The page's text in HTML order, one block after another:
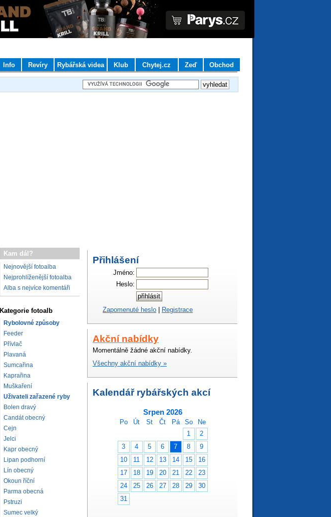
Info Revíry Rybářská videa Klub Chytej.cz Zeď Obchod
Kam dál?
Nejnovější fotoalba
Nejprohlíženější fotoalba
Alba s nejvíce komentáři
Kategorie fotoalb
Rybolovné způsoby
Feeder
Přívlač
Plavaná
Sumcařina
Kaprařina
Muškaření
Uživateli zařazené ryby
Bolen dravý
Candát obecný
Cejn
Jelci
Kapr obecný
Lipan podhorní
Lín obecný
Okoun říční
Parma obecná
Pstruzi
Sumec velký
Přihlášení
Jméno:
Heslo:
Zapomenuté heslo | Registrace
Akční nabídky
Momentálně žádné akční nabídky.
Všechny akční nabídky »
Kalendář rybářských akcí
Srpen 2026
Po Út St Čt Pá So
Ne
1
2
3
4 5 6 7 8
9
10
11 12 13 14 15
16
17
18 19 20 21 22
23
24
25 26 27 28 29
30
31